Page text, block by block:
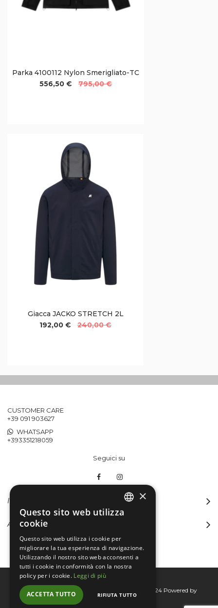
Parka 4100112 Nylon Smerigliato-TC
556,50 €
795,00 €
Giacca JACKO STRETCH 2L
192,00 €
240,00 €
CUSTOMER CARE
+39 091 903627
WHATSAPP
+393351218059
Seguici su
INFORMAZIONI
ACCOUNT
Bertini group srl © 2015-2026 - P.I. 06076830824 Powered by
Connecta
×
Questo sito web utilizza
cookie
Questo sito web utilizza i cookie per
migliorare la tua esperienza di navigazione.
Utilizzando il nostro sito web acconsenti a
tutti i cookie in conformità con la nostra
policy per i cookie. Leggi di più
ACCETTA TUTTO RIFIUTA TUTTO